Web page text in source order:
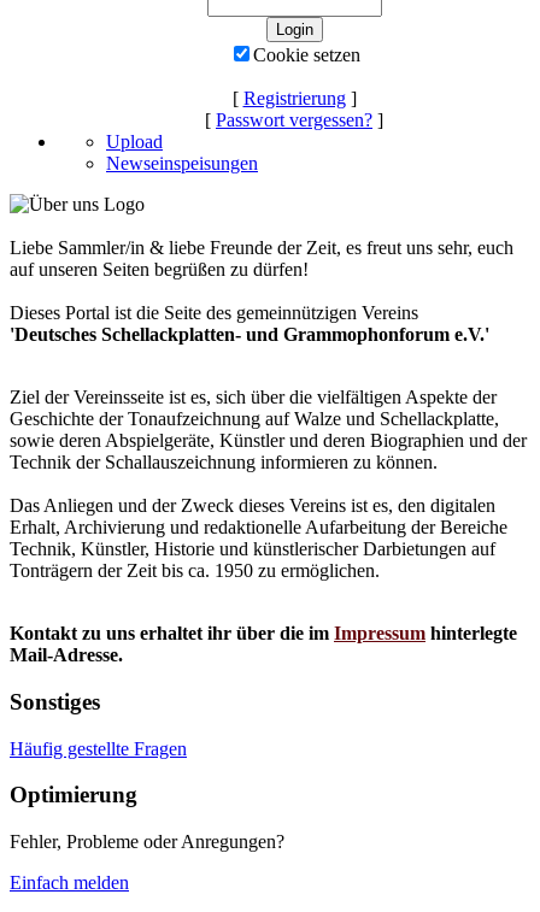
Cookie setzen
[ Registrierung]
[ Passwort vergessen? ]
Upload
Newseinspeisungen
Liebe Sammler/in & liebe Freunde der Zeit, es freut uns sehr, euch
auf unseren Seiten begrüßen zu dürfen!
Dieses Portal ist die Seite des gemeinnützigen Vereins
'Deutsches Schellackplatten- und Grammophonforum e.V.'
Ziel der Vereinsseite ist es, sich über die vielfältigen Aspekte der
Geschichte der Tonaufzeichnung auf Walze und Schellackplatte,
sowie deren Abspielgeräte, Künstler und deren Biographien und der
Technik der Schallauszeichnung informieren zu können.
Das Anliegen und der Zweck dieses Vereins ist es, den digitalen
Erhalt, Archivierung und redaktionelle Aufarbeitung der Bereiche
Technik, Künstler, Historie und künstlerischer Darbietungen auf
Tonträgern der Zeit bis ca. 1950 zu ermöglichen.
Kontakt zu uns erhaltet ihr über die im Impressum hinterlegte
Mail-Adresse.
Sonstiges
Häufig gestellte Fragen
Optimierung
Fehler, Probleme oder Anregungen?
Einfach melden